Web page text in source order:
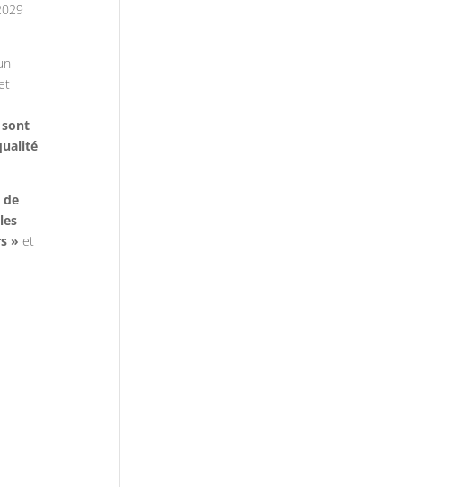
sont
de
» et